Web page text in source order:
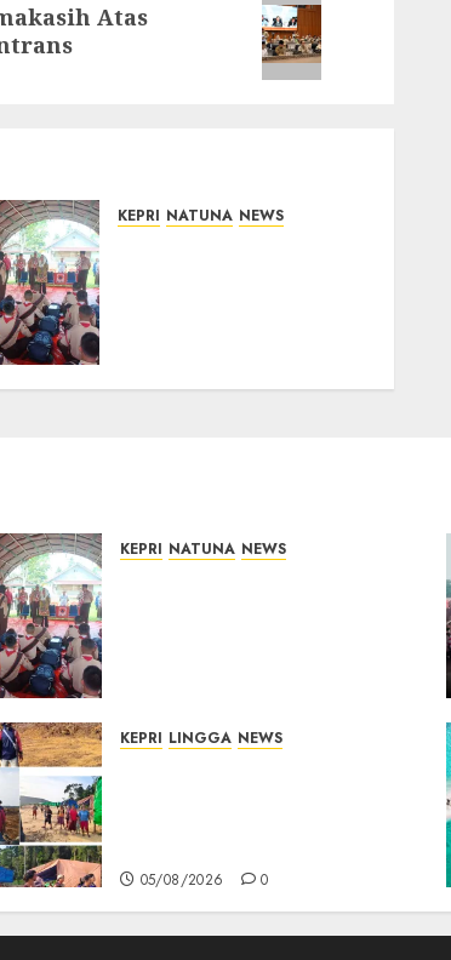
Atas
KEPRI NATUNA NEWS
06/08/2026 0
KEPRI NATUNA NEWS
KEPRI LINGGA NEWS
05/08/2026 0